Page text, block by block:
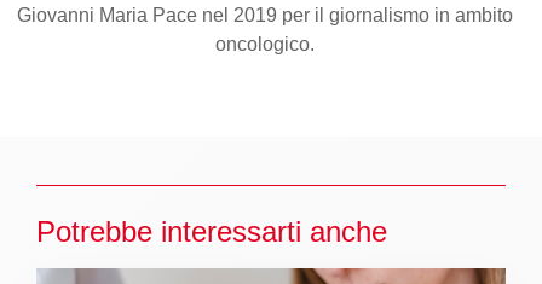
Giovanni Maria Pace nel 2019 per il giornalismo in ambito
oncologico.
Potrebbe interessarti anche